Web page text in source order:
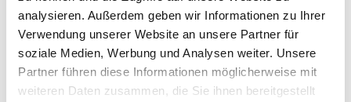
analysieren. Außerdem geben wir Informationen zu Ihrer
Verwendung unserer Website an unsere Partner für
soziale Medien, Werbung und Analysen weiter. Unsere
Partner führen diese Informationen möglicherweise mit
weiteren Daten zusammen, die Sie ihnen bereitgestellt
Haben Sie einen günstigereren Preis gefunden?
Referenznummern: